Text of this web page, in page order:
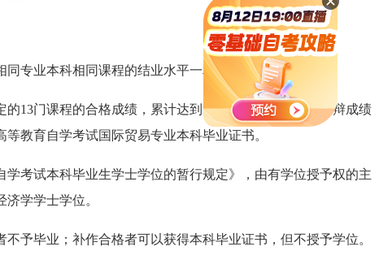
专业本科相同课程的结业水平一相致。
门课程的合格成绩，累计达到70学分，毕业论文经答辩成绩
教育自学考试国际贸易专业本科毕业证书。
考试本科毕业生学士学位的暂行规定》，由有学位授予权的主
学学士学位。
毕业；补作合格者可以获得本科毕业证书，但不授予学位。